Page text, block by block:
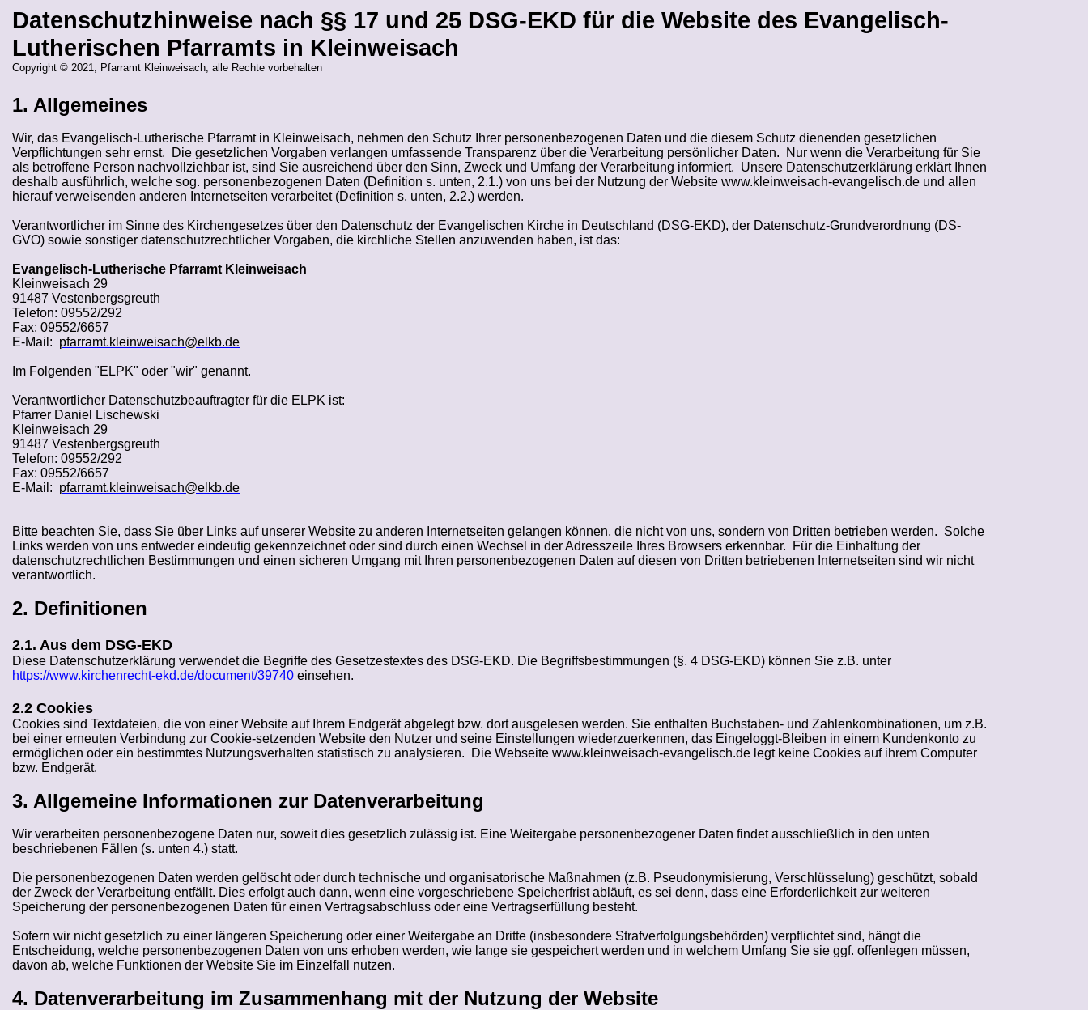
Datenschutzhinweise nach §§ 17 und 25 DSG-EKD für die Website des Evangelisch-
Lutherischen Pfarramts in Kleinweisach
Copyright © 2021, Pfarramt Kleinweisach, alle Rechte vorbehalten
1. Allgemeines
Wir, das Evangelisch-Lutherische Pfarramt in Kleinweisach, nehmen den Schutz Ihrer personenbezogenen Daten und die diesem Schutz dienenden gesetzlichen
Verpflichtungen sehr ernst.
Die gesetzlichen Vorgaben verlangen umfassende Transparenz über die Verarbeitung persönlicher Daten.
Nur wenn die Verarbeitung für Sie
als betroffene Person nachvollziehbar ist, sind Sie ausreichend über den Sinn, Zweck und Umfang der Verarbeitung informiert. Unsere Datenschutzerklärung erklärt Ihnen
deshalb ausführlich, welche sog. personenbezogenen Daten (Definition s. unten, 2.1.) von uns bei der Nutzung der Website www.kleinweisach-evangelisch.de und allen
hierauf verweisenden anderen Internetseiten verarbeitet (Definition s. unten, 2.2.) werden.
Verantwortlicher im Sinne des Kirchengesetzes über den Datenschutz der Evangelischen Kirche in Deutschland (DSG-EKD), der Datenschutz-Grundverordnung (DS-
GVO) sowie sonstiger datenschutzrechtlicher Vorgaben, die kirchliche Stellen anzuwenden haben, ist das:
Evangelisch-Lutherische Pfarramt Kleinweisach
Kleinweisach 29
91487 Vestenbergsgreuth
Telefon: 09552/292
Fax: 09552/6657
E-Mail: pfarramt.kleinweisach@elkb.de
Im Folgenden "ELPK" oder "wir" genannt.
Verantwortlicher Datenschutzbeauftragter für die ELPK ist:
Pfarrer Daniel
Lischewski
Kleinweisach 29
91487Vestenbergsgreuth
Telefon: 09552/292
Fax: 09552/6657
E-Mail: pfarramt.kleinweisach@elkb.de
Bitte beachten Sie, dass Sie über Links auf unserer Website zu anderen Internetseiten gelangen können, die nicht von uns, sondern von Dritten betrieben werden. Solche
Links werden von uns entweder eindeutig gekennzeichnet oder sind durch einen Wechsel in der Adresszeile Ihres Browsers erkennbar.
Für die Einhaltung der
datenschutzrechtlichen Bestimmungen und einen sicheren Umgang mit Ihren personenbezogenen Daten auf diesen von Dritten betriebenen Internetseiten sind wir nicht
verantwortlich.
2. Definitionen
2.1. Aus dem DSG-EKD
Diese Datenschutzerklärung verwendet die Begriffe des Gesetzestextes des DSG-EKD. Die Begriffsbestimmungen (§. 4 DSG-EKD) können Sie z.B. unter
https://www.kirchenrecht-ekd.de/document/39740 einsehen.
2.2 Cookies
Cookies sind Textdateien, die von einer Website auf Ihrem Endgerät abgelegt bzw. dort ausgelesen werden. Sie enthalten Buchstaben- und Zahlenkombinationen, um z.B.
bei einer erneuten Verbindung zur Cookie-setzenden Website den Nutzer und seine Einstellungen wiederzuerkennen, das Eingeloggt-Bleiben in einem Kundenkonto zu
ermöglichen oder ein bestimmtes Nutzungsverhalten statistisch zu analysieren.
Die Webseite www.kleinweisach-evangelisch.de legt keine Cookies auf ihrem Computer
bzw. Endgerät.
3. Allgemeine Informationen zur Datenverarbeitung
Wir verarbeiten personenbezogene Daten nur, soweit dies gesetzlich zulässig ist. Eine Weitergabe personenbezogener Daten findet ausschließlich in den unten
beschriebenen Fällen (s. unten 4.) statt.
Die personenbezogenen Daten werden gelöscht oder durch technische und organisatorische Maßnahmen (z.B. Pseudonymisierung, Verschlüsselung) geschützt, sobald
der Zweck der Verarbeitung entfällt. Dies erfolgt auch dann, wenn eine vorgeschriebene Speicherfrist abläuft, es sei denn, dass eine Erforderlichkeit zur weiteren
Speicherung der personenbezogenen Daten für einen Vertragsabschluss oder eine Vertragserfüllung besteht.
Sofern wir nicht gesetzlich zu einer längeren Speicherung oder einer Weitergabe an Dritte (insbesondere Strafverfolgungsbehörden) verpflichtet sind, hängt die
Entscheidung, welche personenbezogenen Daten von uns erhoben werden, wie lange sie gespeichert werden und in welchem Umfang Sie sie ggf. offenlegen müssen,
davon ab, welche Funktionen der Website Sie im Einzelfall nutzen.
4. Datenverarbeitung im Zusammenhang mit der Nutzung der Website